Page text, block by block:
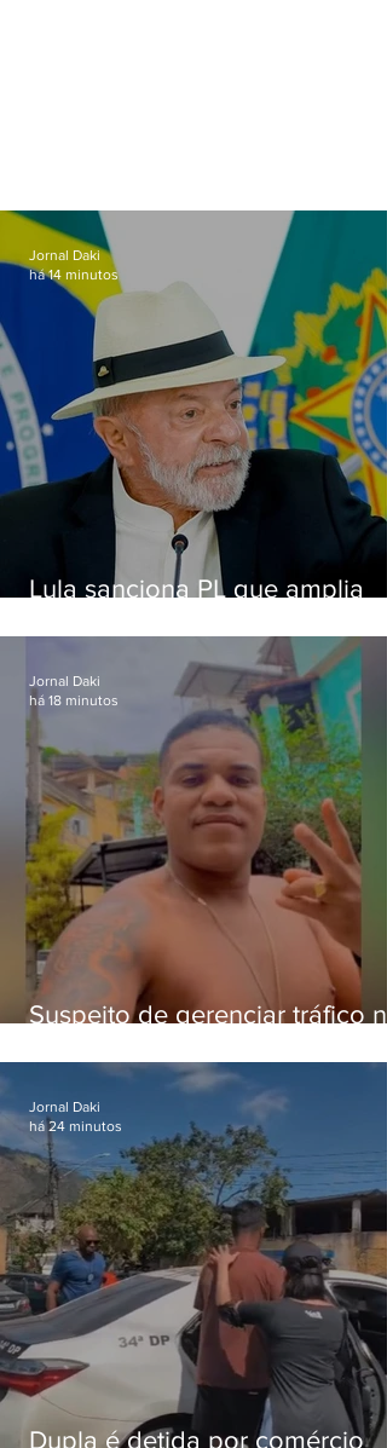
Lula sanciona PL que amplia
crianças
Jornal Daki
há 14 minutos
Suspeito de gerenciar tráfico na
foragido
Jornal Daki
há 18 minutos
Dupla é detida por comércio
Jornal Daki
há 24 minutos